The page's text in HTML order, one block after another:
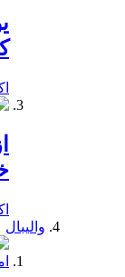
والیبال